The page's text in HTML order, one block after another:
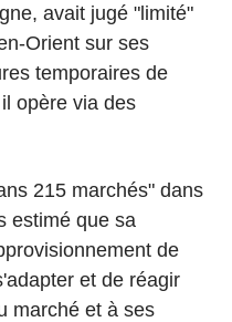
avait jugé "limité"
Orient sur ses
temporaires de
opère via des
215 marchés" dans
estimé que sa
de
et de réagir
marché et à ses